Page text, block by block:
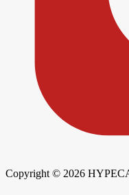
Copyright © 2026